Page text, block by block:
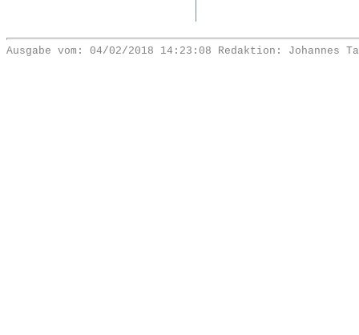
Ausgabe vom: 04/02/2018 14:23:08 Redaktion: Johannes